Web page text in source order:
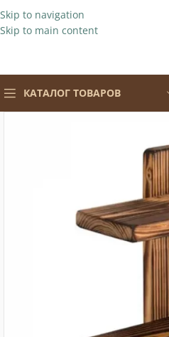
Skip to navigation
Skip to main content
КАТАЛОГ ТОВАРОВ